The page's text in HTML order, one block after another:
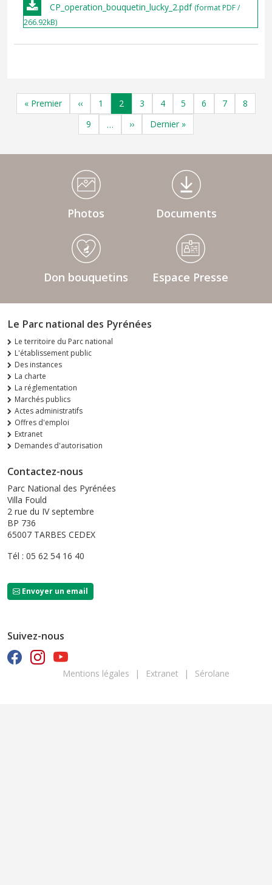
CP_operation_bouquetin_lucky_2.pdf (format PDF /
266.92kB)
Pagination
Première page
« Premier Page précédente
‹‹ Page
1 Page
2 Page
3 Page
4 Page
5 Page
6 Page
7 Page
8
Page
9 … Page suivante
›› Dernière page
Dernier »
Médiathèque Footer
Photos Documents
Don bouquetins Espace Presse
Le Parc national des Pyrénées
Le territoire du Parc national
L'établissement public
Des instances
La charte
La réglementation
Marchés publics
Actes administratifs
Offres d'emploi
Extranet
Demandes d'autorisation
Contactez-nous
Parc National des Pyrénées
Villa Fould
2 rue du IV septembre
BP 736
65007 TARBES CEDEX
Tél : 05 62 54 16 40
Envoyer un email
Suivez-nous
Mentions légales Extranet Sérolane